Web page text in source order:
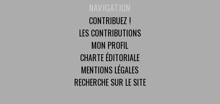
NAVIGATION
CONTRIBUEZ !
LES CONTRIBUTIONS
MON PROFIL
CHARTE ÉDITORIALE
MENTIONS LÉGALES
RECHERCHE SUR LE SITE